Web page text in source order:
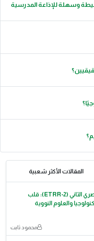
وسهلة للإذاعة المدرسية
المقالات الأكثر شعبية
المفاعل البحثي المصري الثاني (ETRR-2): قلب
والعلوم النووية
محمود ثابت